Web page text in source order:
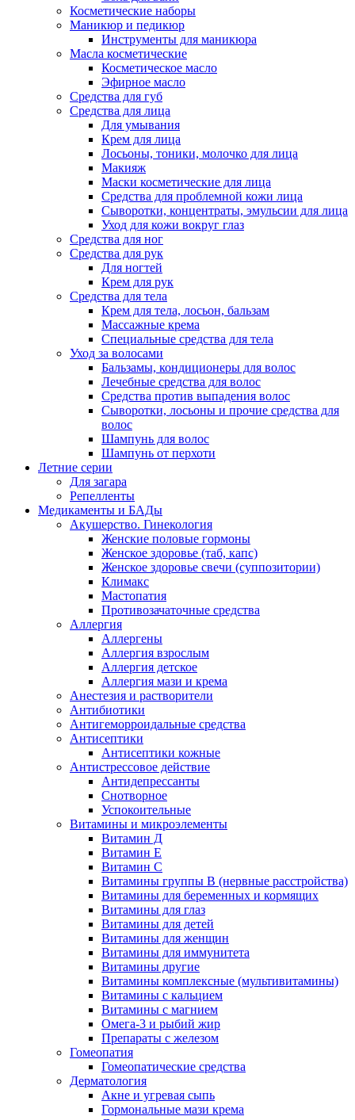
Косметические наборы
Маникюр и педикюр
Инструменты для маникюра
Масла косметические
Косметическое масло
Эфирное масло
Средства для губ
Средства для лица
Для умывания
Крем для лица
Лосьоны, тоники, молочко для лица
Макияж
Маски косметические для лица
Средства для проблемной кожи лица
Сыворотки, концентраты, эмульсии для лица
Уход для кожи вокруг глаз
Средства для ног
Средства для рук
Для ногтей
Крем для рук
Средства для тела
Крем для тела, лосьон, бальзам
Массажные крема
Специальные средства для тела
Уход за волосами
Бальзамы, кондиционеры для волос
Лечебные средства для волос
Средства против выпадения волос
Сыворотки, лосьоны и прочие средства для
волос
Шампунь для волос
Шампунь от перхоти
Летние серии
Для загара
Репелленты
Медикаменты и БАДы
Акушерство. Гинекология
Женские половые гормоны
Женское здоровье (таб, капс)
Женское здоровье свечи (суппозитории)
Климакс
Мастопатия
Противозачаточные средства
Аллергия
Аллергены
Аллергия взрослым
Аллергия детское
Аллергия мази и крема
Анестезия и растворители
Антибиотики
Антигеморроидальные средства
Антисептики
Антисептики кожные
Антистрессовое действие
Антидепрессанты
Снотворное
Успокоительные
Витамины и микроэлементы
Витамин Д
Витамин Е
Витамин С
Витамины группы В (нервные расстройства)
Витамины для беременных и кормящих
Витамины для глаз
Витамины для детей
Витамины для женщин
Витамины для иммунитета
Витамины другие
Витамины комплексные (мультивитамины)
Витамины с кальцием
Витамины с магнием
Омега-3 и рыбий жир
Препараты с железом
Гомеопатия
Гомеопатические средства
Дерматология
Акне и угревая сыпь
Гормональные мази крема